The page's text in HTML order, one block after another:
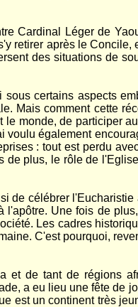
Cardinal Léger de
retirer après le
des situations de
certains aspects
Mais comment cette
monde, de participer
également
: tout est perdu
plus, le rôle de
de célébrer
Une fois de
Les cadres
C'est pourquoi,
et de tant de régions
a eu lieu une fête de
est un continent très